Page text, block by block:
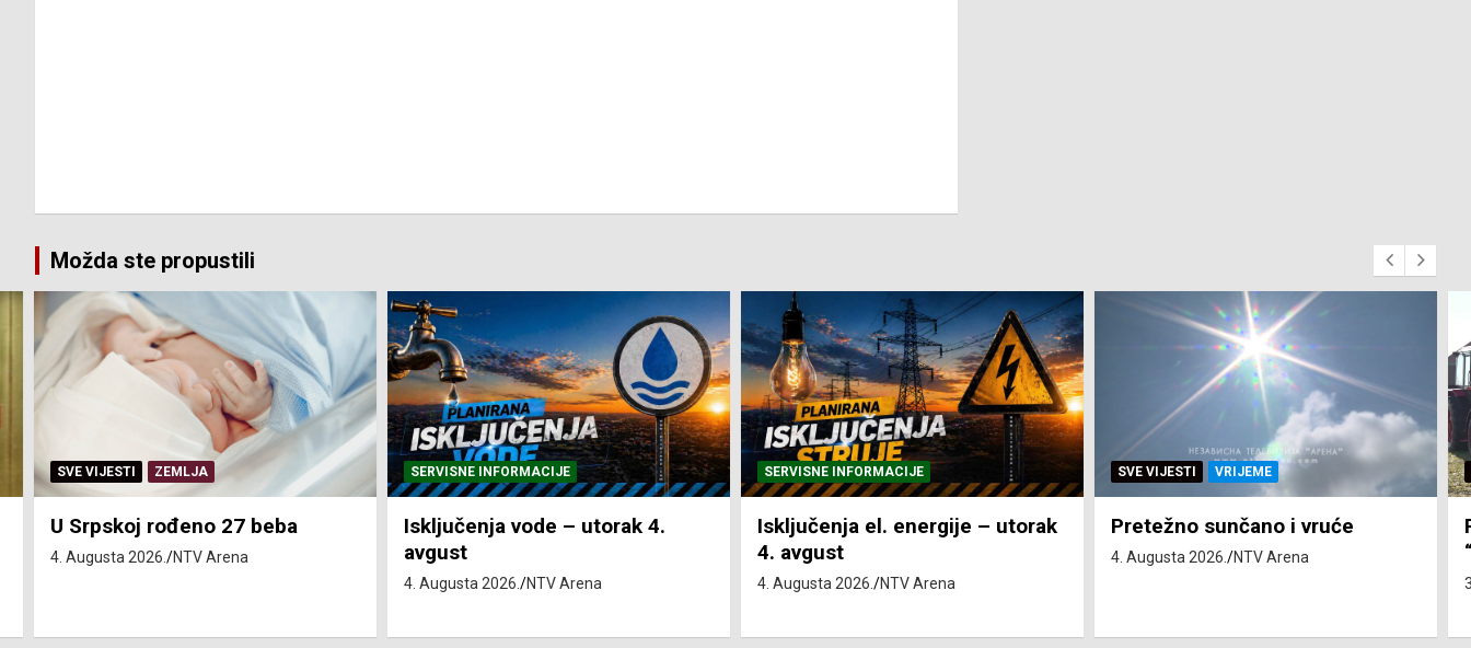
Možda ste propustili
SERVISNE INFORMACIJE
Isključenja vode – utorak 4.
avgust
SERVISNE INFORMACIJE
Isključenja el. energije – utorak
4. avgust
4. Augusta 2026. NTV Arena
SVE VIJESTI VRIJEME
Pretežno sunčano i vruće
4. Augusta 2026.
SVE VIJESTI ZEMLJA
Pravo na subvenciju za traktor
“Belarus” ostvarila 84 korisnika